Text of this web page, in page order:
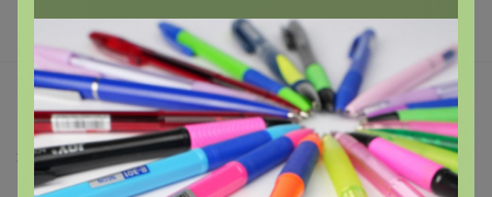
Вакансии
support@24-ok.ru
Написать в поддержку
Защита покупателя